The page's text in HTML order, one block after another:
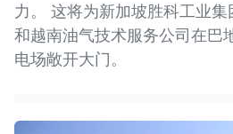
力。 这将为新加坡胜科工业集
和越南油气技术服务公司在巴
电场敞开大门。